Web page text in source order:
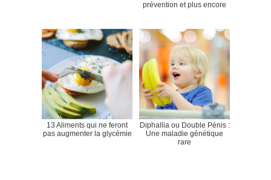
prévention et plus encore
13 Aliments qui ne feront
pas augmenter la glycémie
Diphallia ou Double Pénis :
Une maladie génétique
rare